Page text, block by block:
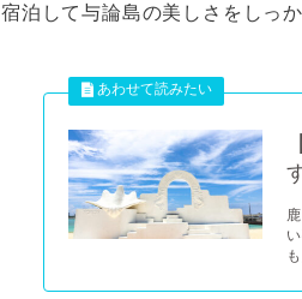
宿泊して与論島の美しさをしっ